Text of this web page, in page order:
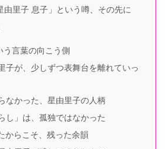
由里子 息子」という噂、その先に
う言葉の向こう側
子が、少しずつ表舞台を離れていっ
なかった、星由里子の人柄
し」は、孤独ではなかった
からこそ、残った余韻